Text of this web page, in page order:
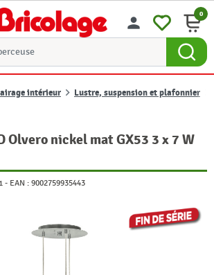
person 0
intérieur Lustre, suspension et plafonnier
Olvero nickel mat GX53 3 x 7 W
- EAN : 9002759935443